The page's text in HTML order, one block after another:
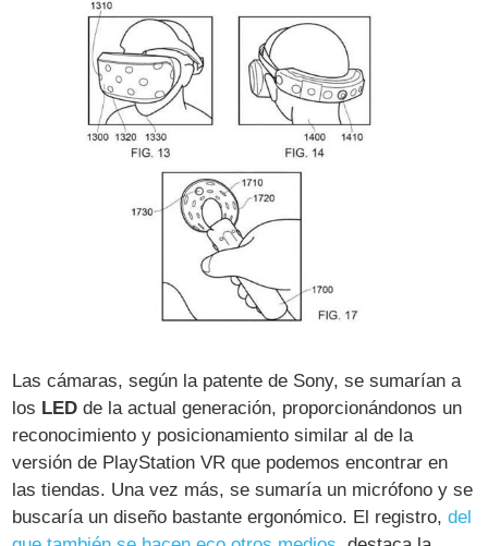
Las cámaras, según la patente de Sony, se sumarían a
los LED de la actual generación, proporcionándonos un
reconocimiento y posicionamiento similar al de la
versión de PlayStation VR que podemos encontrar en
las tiendas. Una vez más, se sumaría un micrófono y se
buscaría un diseño bastante ergonómico. El registro,del